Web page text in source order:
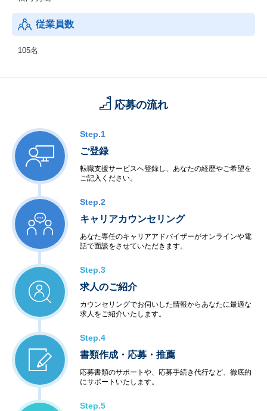
従業員数
105名
応募の流れ
Step.1
ご登録
転職支援サービスへ登録し、あなたの経歴やご希望を
ご記入ください。
Step.2
キャリアカウンセリング
あなた専任のキャリアアドバイザーがオンラインや電
話で面談をさせていただきます。
Step.3
求人のご紹介
カウンセリングでお伺いした情報からあなたに最適な
求人をご紹介いたします。
Step.4
書類作成・応募・推薦
応募書類のサポートや、応募手続き代行など、徹底的
にサポートいたします。
Step.5